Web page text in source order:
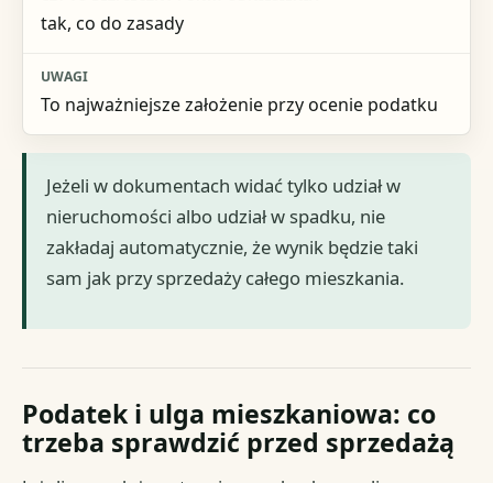
tak, co do zasady
To najważniejsze założenie przy ocenie podatku
Jeżeli w dokumentach widać tylko udział w
nieruchomości albo udział w spadku, nie
zakładaj automatycznie, że wynik będzie taki
sam jak przy sprzedaży całego mieszkania.
Podatek i ulga mieszkaniowa: co
trzeba sprawdzić przed sprzedażą